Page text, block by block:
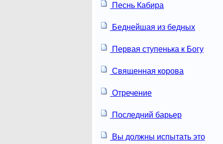
Песнь Кабира
Беднейшая из бедных
Первая ступенька к Богу
Священная корова
Отречение
Последний барьер
Вы должны испытать это